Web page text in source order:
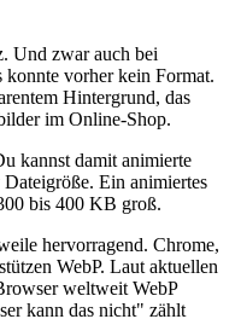
Und zwar auch bei
vorher kein Format.
Hintergrund, das
im Online-Shop.
kannst damit animierte
Dateigröße. Ein animiertes
bis 400 KB groß.
hervorragend. Chrome,
WebP. Laut aktuellen
weltweit WebP
kann das nicht" zählt